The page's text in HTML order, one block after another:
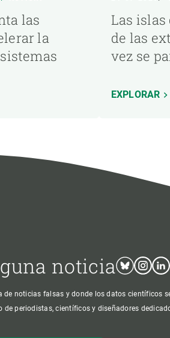
las
la
Las islas
de las
vez se
EXPLORAR
noticiaBluesky
noticias falsas y donde los datos científicos
de periodistas, científicos y diseñadores